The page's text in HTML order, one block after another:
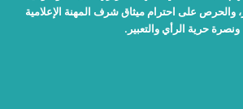
والحرص على احترام ميثاق شرف المهنة الإعلامية
ونصرة حرية الرأي والتعبير.